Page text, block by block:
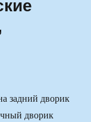
задний дворик
дворик